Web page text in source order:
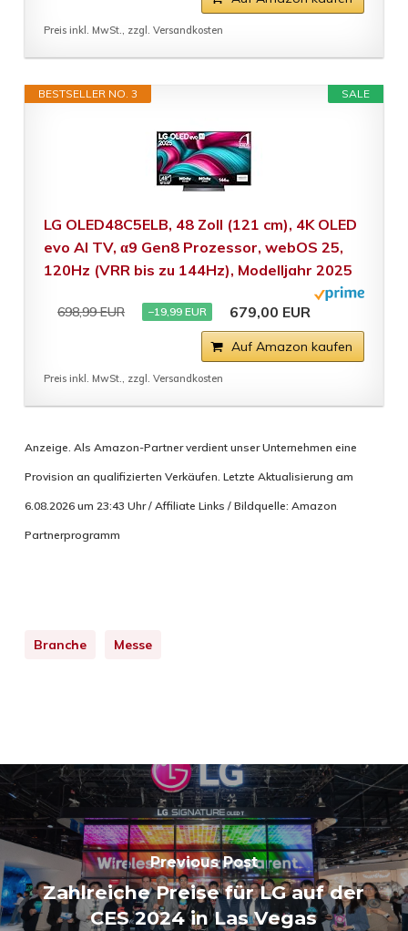
Preis inkl. MwSt., zzgl. Versandkosten
SALE
BESTSELLER NO. 3
LG OLED48C5ELB, 48 Zoll (121 cm), 4K OLED
evo AI TV, α9 Gen8 Prozessor, webOS 25,
120Hz (VRR bis zu 144Hz), Modelljahr 2025
698,99 EUR −19,99 EUR 679,00 EUR
Auf Amazon kaufen
Preis inkl. MwSt., zzgl. Versandkosten
Anzeige. Als Amazon-Partner verdient unser Unternehmen eine
Provision an qualifizierten Verkäufen. Letzte Aktualisierung am
6.08.2026 um 23:43 Uhr / Affiliate Links / Bildquelle: Amazon
Partnerprogramm
Branche Messe
Previous Post
Zahlreiche Preise für LG auf der
CES 2024 in Las Vegas